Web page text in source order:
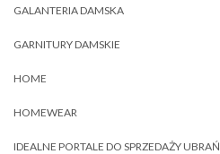
GALANTERIA DAMSKA
GARNITURY DAMSKIE
HOME
HOMEWEAR
IDEALNE PORTALE DO SPRZEDAŻY UBRAŃ